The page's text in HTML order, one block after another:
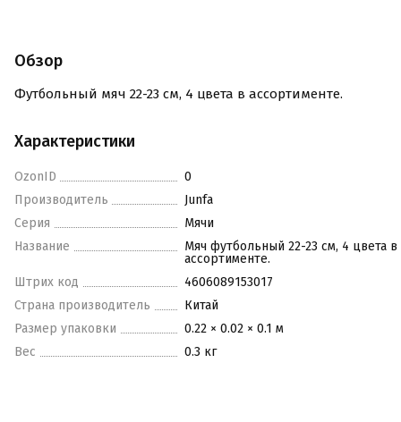
Обзор
Футбольный мяч 22-23 см, 4 цвета в ассортименте.
Характеристики
OzonID
0
Производитель
Junfa
Серия
Мячи
Название
Мяч футбольный 22-23 см, 4 цвета в
ассортименте.
Штрих код
4606089153017
Страна производитель
Китай
Размер упаковки
0.22 × 0.02 × 0.1 м
Вес
0.3 кг